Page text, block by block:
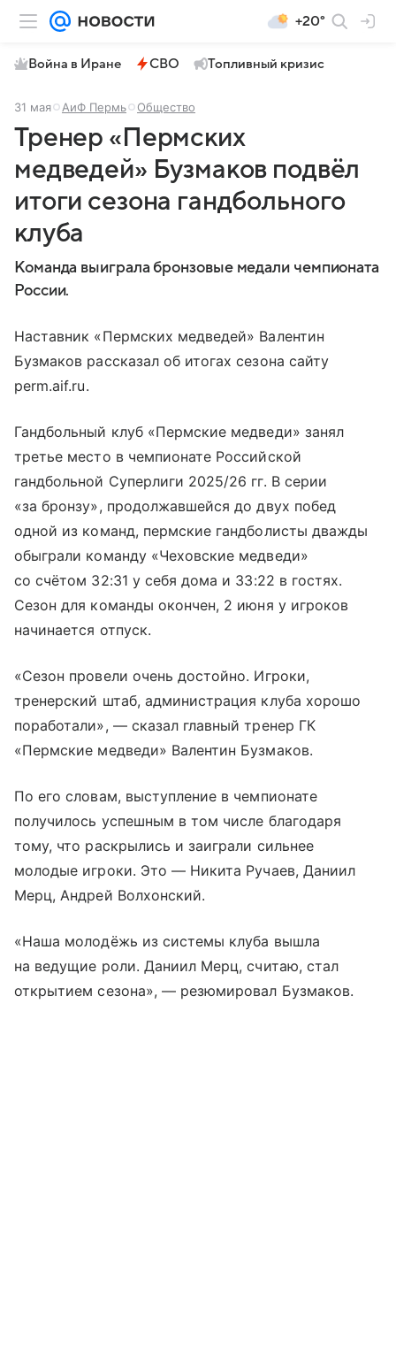
+20°
Война в Иране СВО Топливный кризис
31 мая АиФ Пермь Общество
Тренер «Пермских
медведей» Бузмаков подвёл
итоги сезона гандбольного
клуба
Команда выиграла бронзовые медали чемпионата
России.
Наставник «Пермских медведей» Валентин
Бузмаков рассказал об итогах сезона сайту
perm.aif.ru.
Гандбольный клуб «Пермские медведи» занял
третье место в чемпионате Российской
гандбольной Суперлиги 2025/26 гг. В серии
«за бронзу», продолжавшейся до двух побед
одной из команд, пермские гандболисты дважды
обыграли команду «Чеховские медведи»
со счётом 32:31 у себя дома и 33:22 в гостях.
Сезон для команды окончен, 2 июня у игроков
начинается отпуск.
«Сезон провели очень достойно. Игроки,
тренерский штаб, администрация клуба хорошо
поработали», — сказал главный тренер ГК
«Пермские медведи» Валентин Бузмаков.
По его словам, выступление в чемпионате
получилось успешным в том числе благодаря
тому, что раскрылись и заиграли сильнее
молодые игроки. Это — Никита Ручаев, Даниил
Мерц, Андрей Волхонский.
«Наша молодёжь из системы клуба вышла
на ведущие роли. Даниил Мерц, считаю, стал
открытием сезона», — резюмировал Бузмаков.